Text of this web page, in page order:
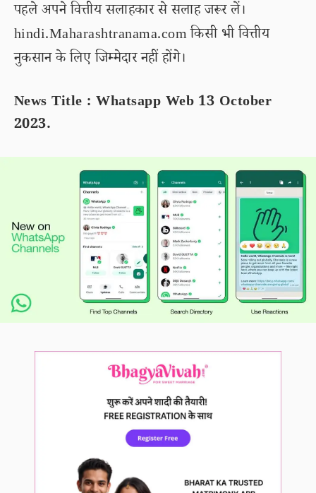
पहले अपने वित्तीय सलाहकार से सलाह जरूर लें।
hindi.Maharashtranama.com किसी भी वित्तीय
नुकसान के लिए जिम्मेदार नहीं होंगे।
News Title : Whatsapp Web 13 October
2023.